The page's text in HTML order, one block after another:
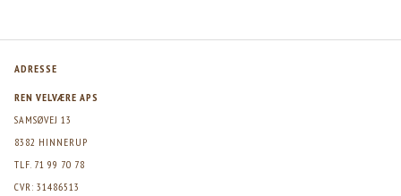
ADRESSE
REN VELVÆRE APS
SAMSØVEJ 13
8382 HINNERUP
TLF. 71 99 70 78
CVR: 31486513